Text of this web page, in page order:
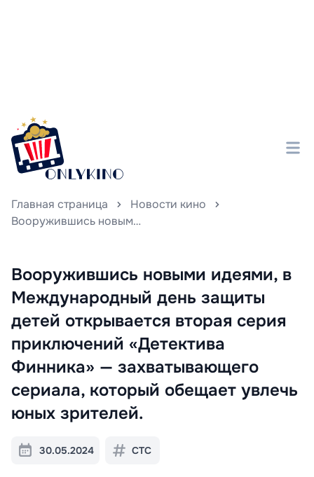
Главная страница
Новости кино
Вооружившись новыми идеями, в Международный день защиты детей открывается вторая серия приключений «Детектива Финника» — захватывающего сериала, который обещает увлечь юных зрителей.
Вооружившись новыми идеями, в
Международный день защиты
детей открывается вторая серия
приключений «Детектива
Финника» — захватывающего
сериала, который обещает увлечь
юных зрителей.
30.05.2024 СТС